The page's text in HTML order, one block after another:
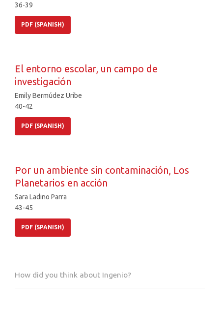
36-39
PDF (SPANISH)
El entorno escolar, un campo de
investigación
Emily Bermúdez Uribe
40-42
PDF (SPANISH)
Por un ambiente sin contaminación, Los
Planetarios en acción
Sara Ladino Parra
43-45
PDF (SPANISH)
How did you think about Ingenio?